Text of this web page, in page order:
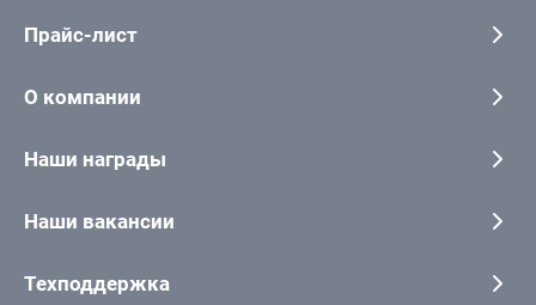
Прайс-лист
О компании
Наши награды
Наши вакансии
Техподдержка